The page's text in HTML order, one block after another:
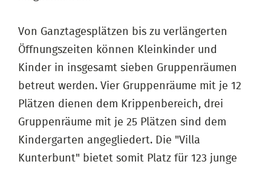
Von Ganztagesplätzen bis zu verlängerten
Öffnungszeiten können Kleinkinder und
Kinder in insgesamt sieben Gruppenräumen
betreut werden. Vier Gruppenräume mit je 12
Plätzen dienen dem Krippenbereich, drei
Gruppenräume mit je 25 Plätzen sind dem
Kindergarten angegliedert. Die "Villa
Kunterbunt" bietet somit Platz für 123 junge